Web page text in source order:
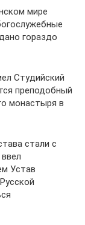
мире
гораздо
Студийский
преподобный
монастыря в
стали с
Устав